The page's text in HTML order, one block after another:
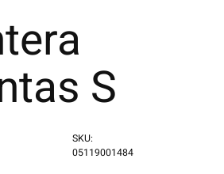
S
SKU:
05119001484